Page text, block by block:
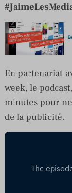
En partenariat
week, le
minutes pour
de la publicité.